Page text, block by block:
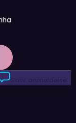
Skriv anmeldelse